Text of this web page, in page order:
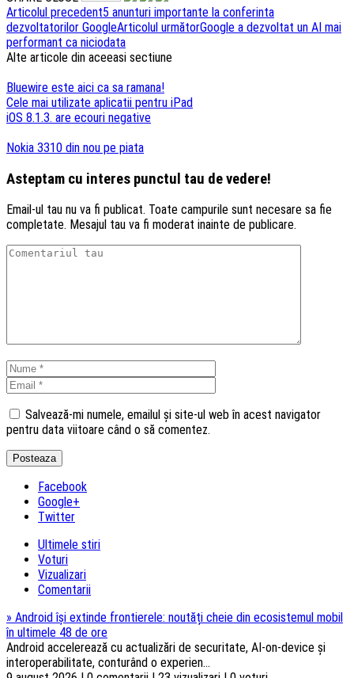
Navigare
articole
Articolul precedent5 anunturi importante la conferinta
dezvoltatorilor GoogleArticolul următorGoogle a dezvoltat un AI mai
performant ca niciodata
Alte articole din aceeasi sectiune
Bluewire este aici ca sa ramana!
Cele mai utilizate aplicatii pentru iPad
iOS 8.1.3. are ecouri negative
Nokia 3310 din nou pe piata
Asteptam cu interes punctul tau de vedere!
Email-ul tau nu va fi publicat. Toate campurile sunt necesare sa fie
completate. Mesajul tau va fi moderat inainte de publicare.
Salvează-mi numele, emailul și site-ul web în acest navigator
pentru data viitoare când o să comentez.
Facebook
Google+
Twitter
Ultimele stiri
Voturi
Vizualizari
Comentarii
» Android își extinde frontierele: noutăți cheie din ecosistemul mobil
în ultimele 48 de ore
Android accelerează cu actualizări de securitate, AI-on-device și
interoperabilitate, conturând o experien...